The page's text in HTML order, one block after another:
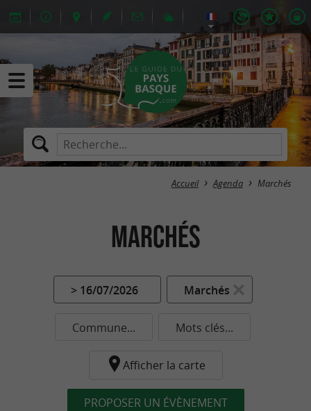
Accueil Agenda Marchés
Marchés
> 16/07/2026 Marchés
Commune... Mots clés...
Afficher la carte
PROPOSER UN ÉVÈNEMENT